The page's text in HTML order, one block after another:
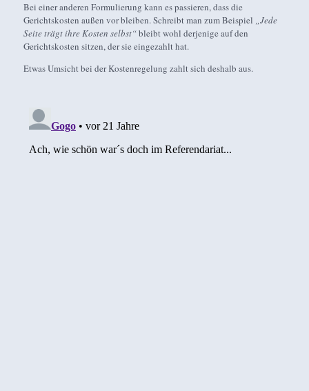
Bei einer anderen Formulierung kann es passieren, dass die
Gerichtskosten außen vor bleiben. Schreibt man zum Beispiel „Jede
Seite trägt ihre Kosten selbst“bleibt wohl derjenige auf den
Gerichtskosten sitzen, der sie eingezahlt hat.
Etwas Umsicht bei der Kostenregelung zahlt sich deshalb aus.